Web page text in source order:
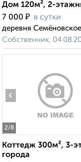
Дом 120м², 2-
7 000 ₽ в сутки
деревня Семёновское
Собственник,
2/8
‹
Коттедж 300м², 3-
города